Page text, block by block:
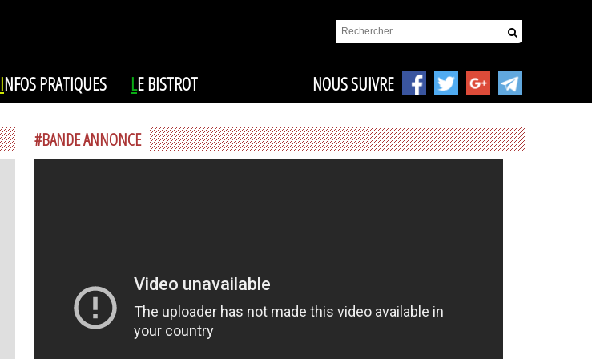
INFOS PRATIQUES LE BISTROT NOUS SUIVRE
#BANDE ANNONCE